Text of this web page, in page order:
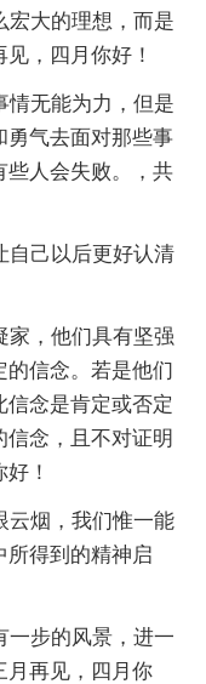
大的理想，而是
，四月你好！
无能为力，但是
勇气去面对那些事
些人会失败。，共
己以后更好认清
，他们具有坚强
的信念。若是他们
念是肯定或否定
念，且不对证明
！
烟，我们惟一能
所得到的精神启
步的风景，进一
月再见，四月你